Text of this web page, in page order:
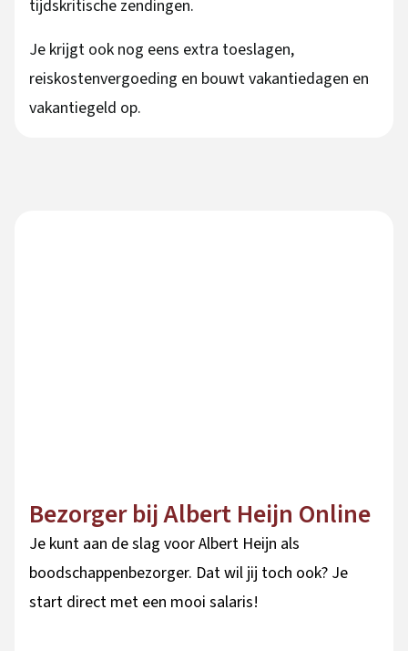
tijdskritische zendingen.
Je krijgt ook nog eens extra toeslagen,
reiskostenvergoeding en bouwt vakantiedagen en
vakantiegeld op.
Bezorger bij Albert Heijn Online
Je kunt aan de slag voor Albert Heijn als
boodschappenbezorger. Dat wil jij toch ook? Je
start direct met een mooi salaris!